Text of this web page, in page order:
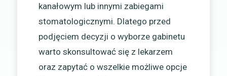
kanałowym lub innymi zabiegami
stomatologicznymi. Dlatego przed
podjęciem decyzji o wyborze gabinetu
warto skonsultować się z lekarzem
oraz zapytać o wszelkie możliwe opcje